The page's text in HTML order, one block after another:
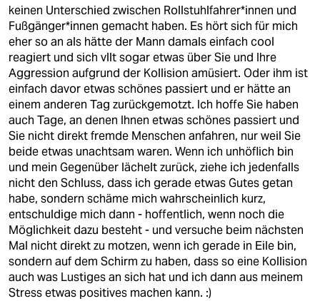
veranstaltungen
shop
fragen & hilfe
unterstützen
abo
genossenschaft
epaper login
keinen Unterschied zwischen Rollstuhlfahrer*innen und
Fußgänger*innen gemacht haben. Es hört sich für mich
eher so an als hätte der Mann damals einfach cool
reagiert und sich vllt sogar etwas über Sie und Ihre
Aggression aufgrund der Kollision amüsiert. Oder ihm ist
einfach davor etwas schönes passiert und er hätte an
einem anderen Tag zurückgemotzt. Ich hoffe Sie haben
auch Tage, an denen Ihnen etwas schönes passiert und
Sie nicht direkt fremde Menschen anfahren, nur weil Sie
beide etwas unachtsam waren. Wenn ich unhöflich bin
und mein Gegenüber lächelt zurück, ziehe ich jedenfalls
nicht den Schluss, dass ich gerade etwas Gutes getan
habe, sondern schäme mich wahrscheinlich kurz,
entschuldige mich dann - hoffentlich, wenn noch die
Möglichkeit dazu besteht - und versuche beim nächsten
Mal nicht direkt zu motzen, wenn ich gerade in Eile bin,
sondern auf dem Schirm zu haben, dass so eine Kollision
auch was Lustiges an sich hat und ich dann aus meinem
Stress etwas positives machen kann. :)